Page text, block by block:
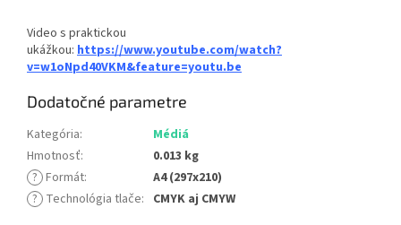
Video s praktickou
ukážkou: https://www.youtube.com/watch?
v=w1oNpd40VKM&feature=youtu.be
Dodatočné parametre
Kategória:
Médiá
Hmotnosť:
0.013 kg
? Formát:
A4 (297x210)
? Technológia tlače: CMYK aj CMYW